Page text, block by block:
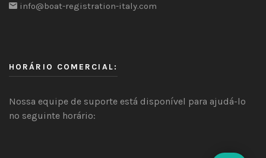
info@boat-registration-italy.com
HORÁRIO COMERCIAL:
Nossa equipe de suporte está disponível para ajudá-lo
no seguinte horário: